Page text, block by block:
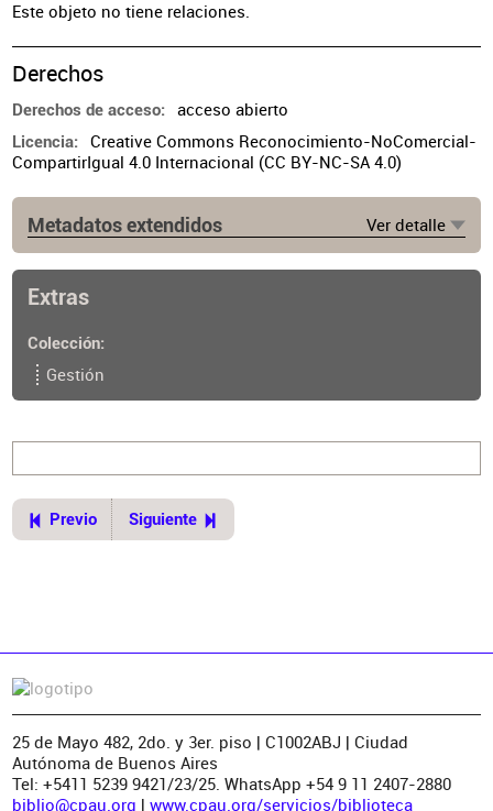
Este objeto no tiene relaciones.
Derechos
Derechos de acceso acceso abierto
Licencia
Creative Commons Reconocimiento-NoComercial-
CompartirIgual 4.0 Internacional (CC BY-NC-SA 4.0)
Metadatos extendidos Ver detalle
https://www.cpau.org/nota/33849
Extras
Colección
Gestión
Previo Siguiente
25 de Mayo 482, 2do. y 3er. piso | C1002ABJ | Ciudad
Autónoma de Buenos Aires
Tel: +5411 5239 9421/23/25. WhatsApp +54 9 11 2407-2880
biblio@cpau.org | www.cpau.org/servicios/biblioteca